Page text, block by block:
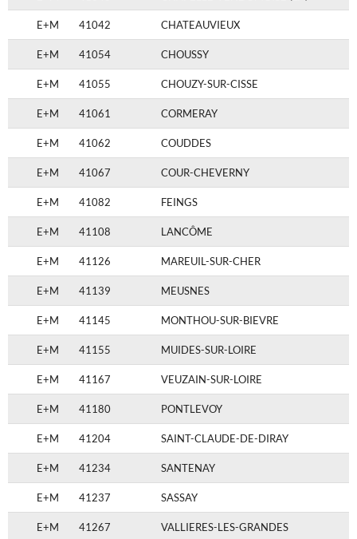
E+M 41042 CHATEAUVIEUX
E+M 41054 CHOUSSY
E+M 41055 CHOUZY-SUR-CISSE
E+M 41061 CORMERAY
E+M 41062 COUDDES
E+M 41067 COUR-CHEVERNY
E+M 41082 FEINGS
E+M 41108 LANCÔME
E+M 41126 MAREUIL-SUR-CHER
E+M 41139 MEUSNES
E+M 41145 MONTHOU-SUR-BIEVRE
E+M 41155 MUIDES-SUR-LOIRE
E+M 41167 VEUZAIN-SUR-LOIRE
E+M 41180 PONTLEVOY
E+M 41204 SAINT-CLAUDE-DE-DIRAY
E+M 41234 SANTENAY
E+M 41237 SASSAY
E+M 41267 VALLIERES-LES-GRANDES